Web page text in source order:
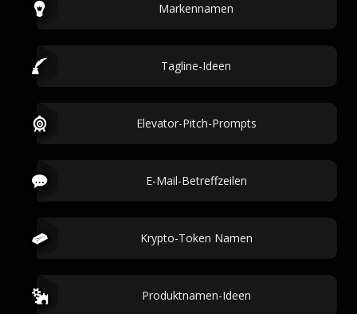
Markennamen
Tagline-Ideen
Elevator-Pitch-Prompts
E-Mail-Betreffzeilen
Krypto-Token Namen
Produktnamen-Ideen